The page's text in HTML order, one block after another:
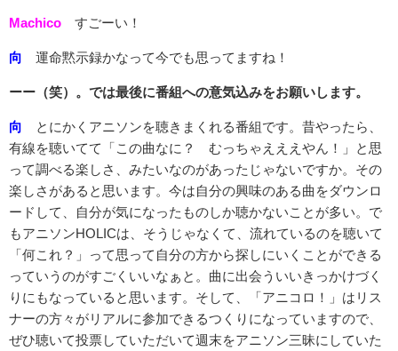
Machico すごーい！
向 運命黙示録かなって今でも思ってますね！
ーー（笑）。では最後に番組への意気込みをお願いします。
向 とにかくアニソンを聴きまくれる番組です。昔やったら、
有線を聴いてて「この曲なに？ むっちゃえええやん！」と思
って調べる楽しさ、みたいなのがあったじゃないですか。その
楽しさがあると思います。今は自分の興味のある曲をダウンロ
ードして、自分が気になったものしか聴かないことが多い。で
もアニソンHOLICは、そうじゃなくて、流れているのを聴いて
「何これ？」って思って自分の方から探しにいくことができる
っていうのがすごくいいなぁと。曲に出会ういいきっかけづく
りにもなっていると思います。そして、「アニコロ！」はリス
ナーの方々がリアルに参加できるつくりになっていますので、
ぜひ聴いて投票していただいて週末をアニソン三昧にしていた